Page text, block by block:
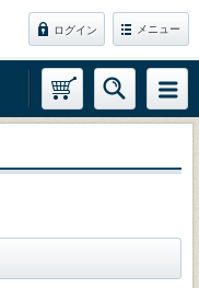
ログイン メニュー